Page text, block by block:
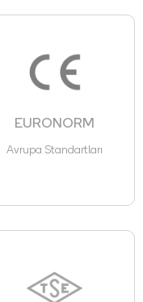
EURONORM
Avrupa Standartları